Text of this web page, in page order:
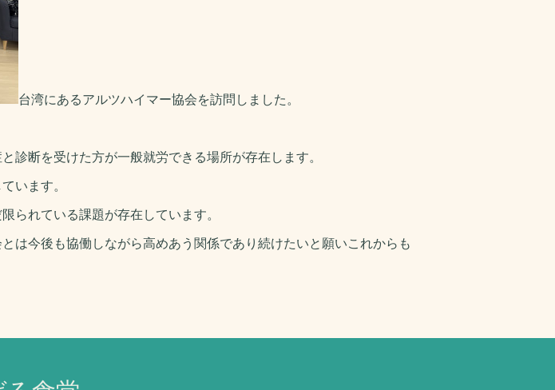
台湾にあるアルツハイマー協会を訪問しました。
診断を受けた方が一般就労できる場所が存在します。
います。
られている課題が存在しています。
は今後も協働しながら高めあう関係であり続けたいと願いこれからも